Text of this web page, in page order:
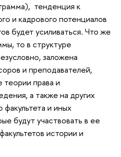
тенденция к
и кадрового потенциалов
будет усиливаться. Что же
то в структуре
заложена
и преподавателей,
права и
а также на других
и иных
будут участвовать в ее
истории и